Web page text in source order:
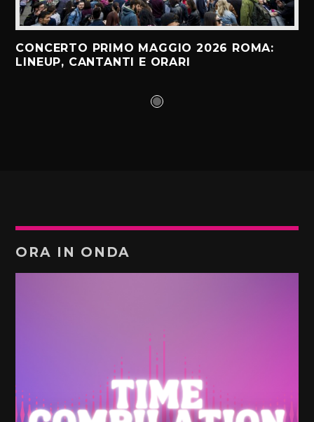
CONCERTO PRIMO MAGGIO 2026 ROMA:
LINEUP, CANTANTI E ORARI
ORA IN ONDA